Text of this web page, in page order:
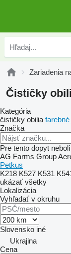
Zariadenia
Čističky
Kategória
čističky obilia
Značka
Pre tento dopyt
AG Farms Group
Petkus
K218 K527 K531
ukázať všetky
Lokalizácia
Vyhľadať v okruhu
Slovensko iné
Ukrajina
Cena